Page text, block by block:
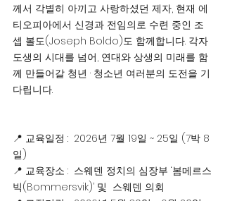
께서 각별히 아끼고 사랑하셨던 제자, 현재 에
티오피아에서 신경과 전임의로 수련 중인 조
셉 볼도(Joseph Boldo)도 함께합니다. 각자
도생의 시대를 넘어, 연대와 상생의 미래를 함
께 만들어갈 청년 · 청소년 여러분의 도전을 기
다립니다.
📍 교육일정 :  2026년 7월 19일 ~ 25일 (7박 8
일)
📍 교육장소 :  스웨덴 정치의 심장부 ‘봄메르스
빅(Bommersvik)’ 및  스웨덴 의회